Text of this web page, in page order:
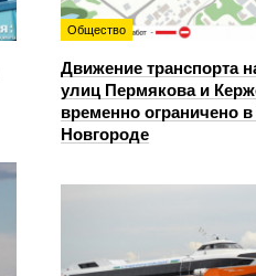
Общество
Движение транспорта
улиц Пермякова и
временно ограничено
Новгороде